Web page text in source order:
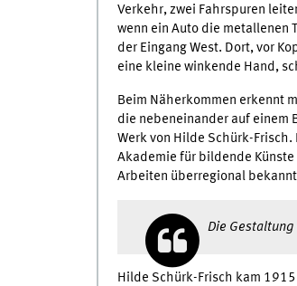
Verkehr, zwei Fahrspuren
wenn ein Auto die metallenen
der Eingang West. Dort, vor
eine kleine winkende Hand,
Beim Näherkommen erkennt
die nebeneinander auf einem
Werk von Hilde Schürk-
Akademie für bildende
Arbeiten überregional
Die
Hilde Schürk-Frisch kam